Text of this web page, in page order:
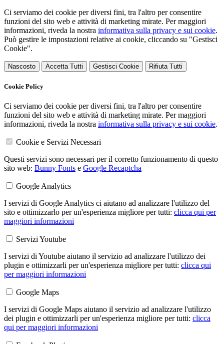
Ci serviamo dei cookie per diversi fini, tra l'altro per consentire
funzioni del sito web e attività di marketing mirate. Per maggiori
informazioni, riveda la nostra informativa sulla privacy e sui cookie.
Può gestire le impostazioni relative ai cookie, cliccando su "Gestisci
Cookie".
Nascosto Accetta Tutti Gestisci Cookie Rifiuta Tutti
Cookie Policy
Ci serviamo dei cookie per diversi fini, tra l'altro per consentire
funzioni del sito web e attività di marketing mirate. Per maggiori
informazioni, riveda la nostra informativa sulla privacy e sui cookie.
Cookie e Servizi Necessari
Questi servizi sono necessari per il corretto funzionamento di questo
sito web: Bunny Fonts e Google Recaptcha
Google Analytics
I servizi di Google Analytics ci aiutano ad analizzare l'utilizzo del
sito e ottimizzarlo per un'esperienza migliore per tutti: clicca qui per
maggiori informazioni
Servizi Youtube
I servizi di Youtube aiutano il servizio ad analizzare l'utilizzo dei
plugin e ottimizzarli per un'esperienza migliore per tutti: clicca qui
per maggiori informazioni
Google Maps
I servizi di Google Maps aiutano il servizio ad analizzare l'utilizzo
dei plugin e ottimizzarli per un'esperienza migliore per tutti: clicca
qui per maggiori informazioni